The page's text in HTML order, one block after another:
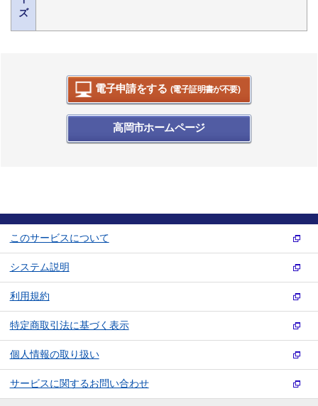
ズ
電子申請をする (電子証明書が不要)
高岡市ホームページ
このサービスについて
システム説明
利用規約
特定商取引法に基づく表示
個人情報の取り扱い
サービスに関するお問い合わせ